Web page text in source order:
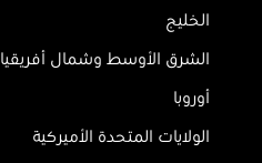
الخليج
الشرق الأوسط وشمال أفريقيا
أوروبا
الولايات المتحدة الأميركية